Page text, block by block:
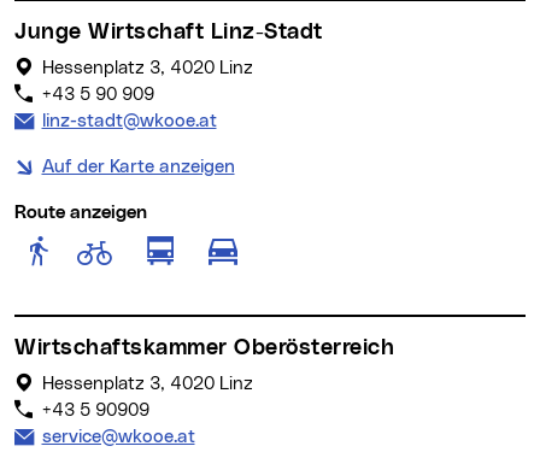
Junge Wirtschaft Linz-Stadt
Hessenplatz 3, 4020 Linz
+43 5 90 909
E-Mail Adresse:
linz-stadt@wkooe.at
Auf der Karte anzeigen
Route anzeigen
Route anzeigen für Fußgänger
Route anzeigen für
Route anzeigen für
Route anzeigen für
Wirtschaftskammer Oberösterreich
Hessenplatz 3, 4020 Linz
+43 5 90909
E-Mail Adresse:
service@wkooe.at